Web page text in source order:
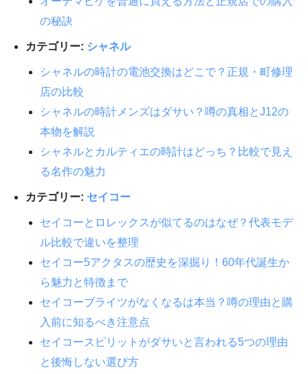
の秘訣
カテゴリー: シャネル
シャネルの時計の電池交換はどこで？正規・町修理
店の比較
シャネルの時計メンズはダサい？噂の真相とJ12の
本物を解説
シャネルとカルティエの時計はどっち？比較で見え
る名作の魅力
カテゴリー: セイコー
セイコーとロレックスが似てるのはなぜ？代表モデ
ル比較で違いを整理
セイコー5アクタスの歴史を深掘り！60年代誕生か
ら魅力と特徴まで
セイコーブライツがなくなるは本当？噂の理由と購
入前に知るべき注意点
セイコースピリットがダサいと言われる5つの理由
と後悔しない選び方